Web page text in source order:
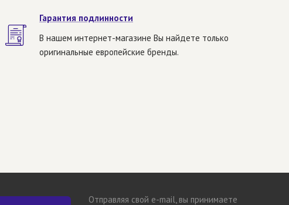
Гарантия подлинности
В нашем интернет-магазине Вы найдете только
оригинальные европейские бренды.
Отправляя свой e-mail, вы принимаете